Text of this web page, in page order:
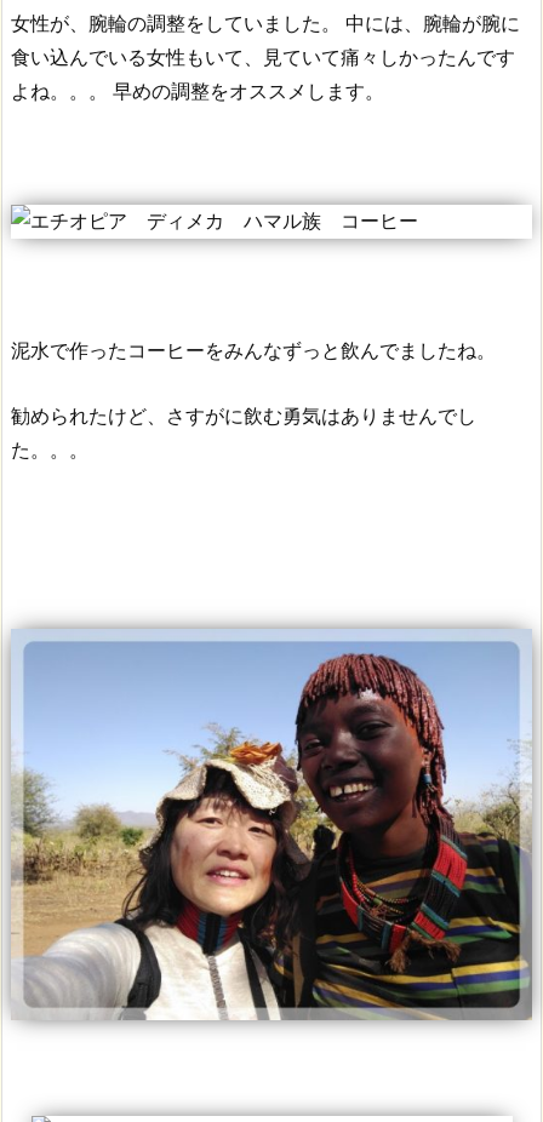
女性が、腕輪の調整をしていました。
中には、腕輪が腕に
食い込んでいる女性もいて、見ていて痛々しかったんです
よね。。。
早めの調整をオススメします。
泥水で作ったコーヒーをみんなずっと飲んでましたね。
勧められたけど、さすがに飲む勇気はありませんでし
た。。。